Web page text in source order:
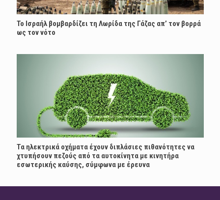
Το Ισραήλ βομβαρδίζει τη Λωρίδα της Γάζας απ’ τον βορρά
ως τον νότο
Τα ηλεκτρικά οχήματα έχουν διπλάσιες πιθανότητες να
χτυπήσουν πεζούς από τα αυτοκίνητα με κινητήρα
εσωτερικής καύσης, σύμφωνα με έρευνα